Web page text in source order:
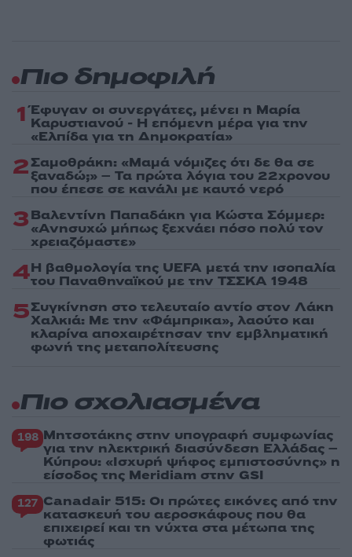
Πιο δημοφιλή
1 Έφυγαν οι συνεργάτες, μένει η Μαρία
Καρυστιανού - Η επόμενη μέρα για την
«Ελπίδα για τη Δημοκρατία»
2Σαμοθράκη: «Μαμά νόμιζες ότι δε θα σε
ξαναδώ;» – Τα πρώτα λόγια του 22χρονου
που έπεσε σε κανάλι με καυτό νερό
3Βαλεντίνη Παπαδάκη για Κώστα Σόμμερ:
«Ανησυχώ μήπως ξεχνάει πόσο πολύ τον
χρειαζόμαστε»
4Η βαθμολογία της UEFA μετά την ισοπαλία
του Παναθηναϊκού με την ΤΣΣΚΑ 1948
5Συγκίνηση στο τελευταίο αντίο στον Λάκη
Χαλκιά: Με την «Φάμπρικα», λαούτο και
κλαρίνα αποχαιρέτησαν την εμβληματική
φωνή της μεταπολίτευσης
Πιο σχολιασμένα
198 Μητσοτάκης στην υπογραφή συμφωνίας
για την ηλεκτρική διασύνδεση Ελλάδας –
Κύπρου: «Ισχυρή ψήφος εμπιστοσύνης» η
είσοδος της Meridiam στην GSI
127 Canadair 515: Οι πρώτες εικόνες από την
κατασκευή του αεροσκάφους που θα
επιχειρεί και τη νύχτα στα μέτωπα της
φωτιάς